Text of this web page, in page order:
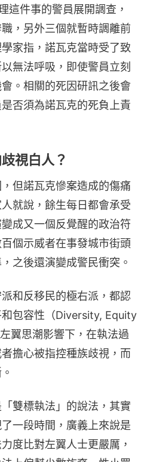
這件事的警員展開調查，
，另外三個就暫時調離前
家指，諾瓦克當時受了致
無法呼吸，即使警員立刻
。相關的死因研訊之後會
否須為諾瓦克的死負上責
視白人？
但諾瓦克慘案造成的傷痛
就說，餘生每日都會承受
成又一個反覺醒的政治符
個示威者在事發城市街頭
之後還演變成警民衝突。
和反移民的極右派，都認
包容性（Diversity, Equity
翼思潮影響下，在執法過
擔心被指控種族歧視，而
雙標執法」的說法，其實
一段時間，廣義上來說是
度比對左翼人士更嚴厲，